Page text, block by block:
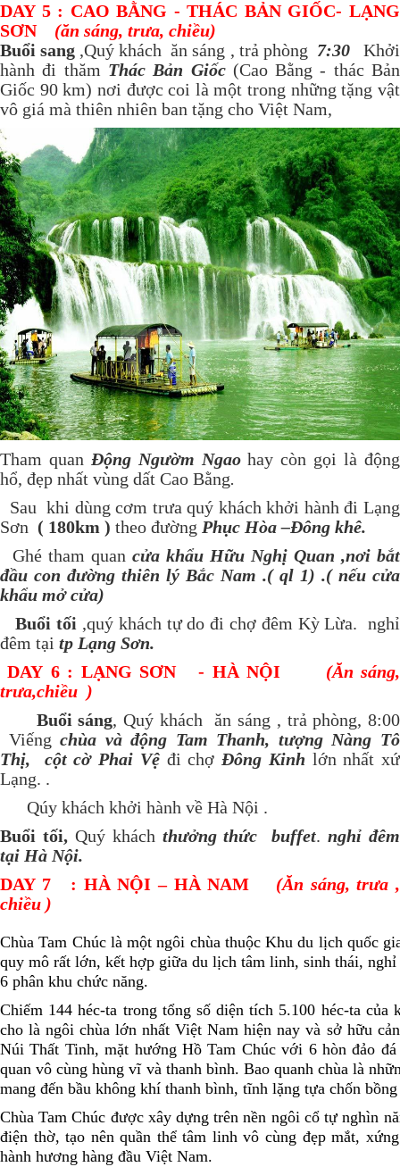
DAY 5 : CAO BẰNG - THÁC BẢN GIỐC- LẠNG
SƠN (ăn sáng, trưa, chiều)
Buổi sang ,Quý khách ăn sáng , trả phòng 7:30
Khởi
hành đi thăm Thác Bản Giốc(Cao Bằng - thác Bản
Giốc 90 km) nơi được coi là một trong những tặng vật
vô giá mà thiên nhiên ban tặng cho Việt Nam,
Tham quan Động Ngườm Ngao hay còn gọi là động
hổ, đẹp nhất vùng dất Cao Bằng.
Sau khi dùng cơm trưa quý khách khởi hành đi Lạng
Sơn ( 180km ) theo đường Phục Hòa –Đông khê.
Ghé tham quan cửa khẩu Hữu Nghị Quan ,nơi bắt
đầu con đường thiên lý Bắc Nam .( ql 1) .( nếu cửa
khẩu mở cửa)
Buổi tối ,quý khách tự do đi chợ đêm Kỳ Lừa. nghỉ
đêm tại tp Lạng Sơn.
DAY 6 : LẠNG SƠN - HÀ NỘI (Ăn sáng,
trưa,chiều )
Buổi sáng, Quý khách ăn sáng , trả phòng, 8:00
Viếngchùa và động Tam Thanh, tượng Nàng Tô
Thị, cột cờ Phai Vệ đi chợ Đông Kinh lớn nhất xứ
Lạng. .
Qúy khách khởi hành về Hà Nội .
Buổi tối, Quý khách thưởng thức buffet.nghỉ đêm
tại Hà Nội.
DAY 7 : HÀ NỘI – HÀ NAM
(Ăn sáng, trưa ,
chiều )
Chùa Tam Chúc là một ngôi chùa thuộc Khu du lịch quốc
quy mô rất lớn, kết hợp giữa du lịch tâm linh, sinh thái,
6 phân khu chức năng.
Chiếm 144 héc-ta trong tổng số diện tích 5.100 héc-ta
cho là ngôi chùa lớn nhất Việt Nam hiện nay và sở hữu
Núi Thất Tinh, mặt hướng Hồ Tam Chúc với 6 hòn đảo
quan vô cùng hùng vĩ và thanh bình. Bao quanh chùa là
mang đến bầu không khí thanh bình, tĩnh lặng tựa chốn
Chùa Tam Chúc được xây dựng trên nền ngôi cổ tự nghìn
điện thờ, tạo nên quần thể tâm linh vô cùng đẹp mắt,
hành hương hàng đầu Việt Nam.